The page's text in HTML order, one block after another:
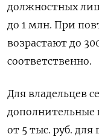
должностных
до 1 млн. При
возрастают до
соответственно.
Для владельцев
дополнительные
от 5 тыс. руб. для